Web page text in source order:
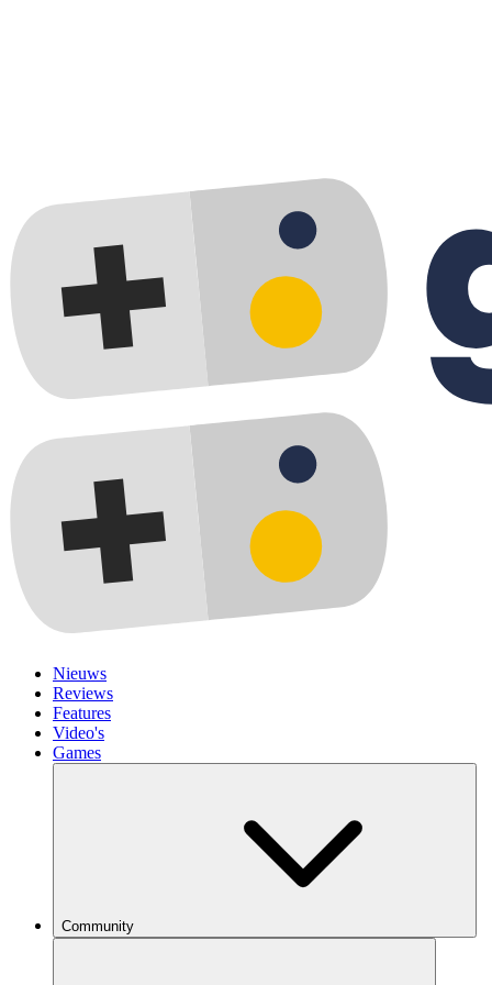
Nieuws
Reviews
Features
Video's
Games
Community